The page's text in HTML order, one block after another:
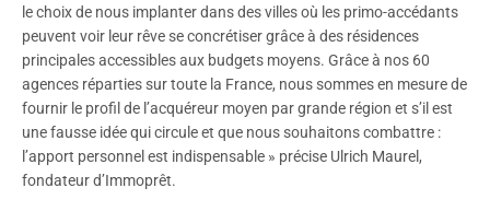
le choix de nous implanter dans des villes où les primo-accédants
peuvent voir leur rêve se concrétiser grâce à des résidences
principales accessibles aux budgets moyens. Grâce à nos 60
agences réparties sur toute la France, nous sommes en mesure de
fournir le profil de l’acquéreur moyen par grande région et s’il est
une fausse idée qui circule et que nous souhaitons combattre :
l’apport personnel est indispensable » précise Ulrich Maurel,
fondateur d’Immoprêt.